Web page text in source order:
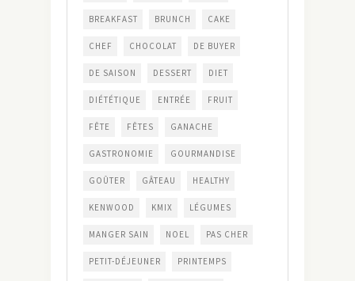
BREAKFAST BRUNCH CAKE
CHEF CHOCOLAT DE BUYER
DE SAISON DESSERT DIET
DIÉTÉTIQUE ENTRÉE FRUIT
FÊTE FÊTES GANACHE
GASTRONOMIE GOURMANDISE
GOÛTER GÂTEAU HEALTHY
KENWOOD KMIX LÉGUMES
MANGER SAIN NOEL PAS CHER
PETIT-DÉJEUNER PRINTEMPS